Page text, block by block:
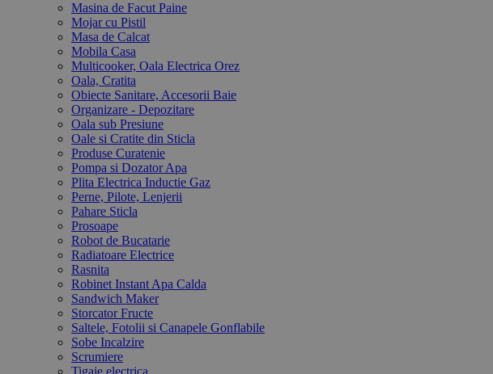
Masina de Facut Paine
Mojar cu Pistil
Masa de Calcat
Mobila Casa
Multicooker, Oala Electrica Orez
Oala, Cratita
Obiecte Sanitare, Accesorii Baie
Organizare - Depozitare
Oala sub Presiune
Oale si Cratite din Sticla
Produse Curatenie
Pompa si Dozator Apa
Plita Electrica Inductie Gaz
Perne, Pilote, Lenjerii
Pahare Sticla
Prosoape
Robot de Bucatarie
Radiatoare Electrice
Rasnita
Robinet Instant Apa Calda
Sandwich Maker
Storcator Fructe
Saltele, Fotolii si Canapele Gonflabile
Sobe Incalzire
Scrumiere
Tigaie electrica